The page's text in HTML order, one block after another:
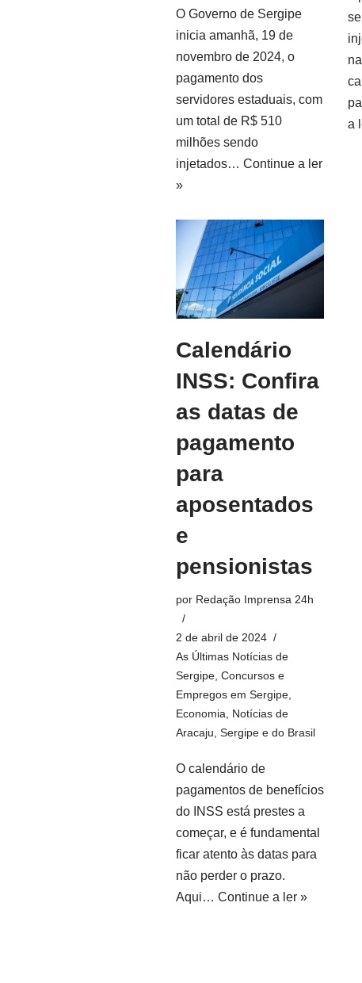
O Governo de Sergipe
inicia amanhã, 19 de
novembro de 2024, o
pagamento dos
servidores estaduais, com
um total de R$ 510
milhões sendo
injetados… Continue a ler
»
a
Calendário
INSS: Confira
as datas de
pagamento
para
aposentados
e
pensionistas
por Redação Imprensa 24h
2 de abril de 2024
As Últimas Notícias de
Sergipe Concursos e
Empregos em Sergipe
Economia
Notícias de
Aracaju, Sergipe e do Brasil
O calendário de
pagamentos de benefícios
do INSS está prestes a
começar, e é fundamental
ficar atento às datas para
não perder o prazo.
Aqui… Continue a ler »